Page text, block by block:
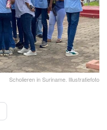
Scholieren in Suriname. Illustratiefoto